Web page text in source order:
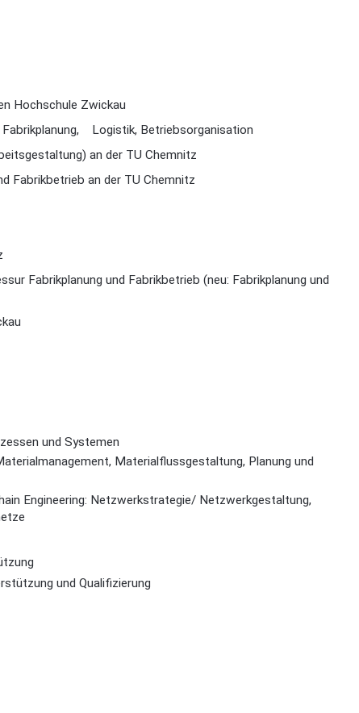
Hochschule Zwickau
Logistik, Betriebsorganisation
an der TU Chemnitz
Fabrikbetrieb an der TU Chemnitz
Fabrikplanung und Fabrikbetrieb (neu: Fabrikplanung und
und Systemen
Materialflussgestaltung, Planung und
Engineering: Netzwerkstrategie/ Netzwerkgestaltung,
und Qualifizierung